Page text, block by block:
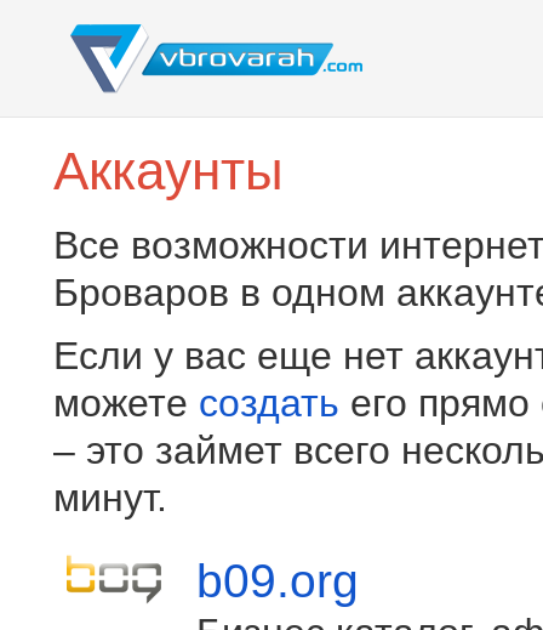
Аккаунты
Все возможности
Броваров в одном
Если у вас еще нет
можете создать его прямо
– это займет всего
минут.
b09.org